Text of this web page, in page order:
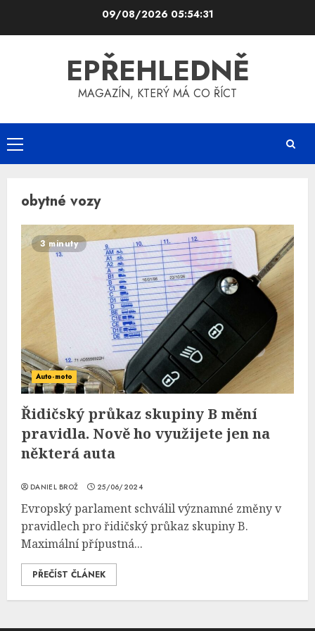
09/08/2026 05:54:31
EPŘEHLEDNĚ
MAGAZÍN, KTERÝ MÁ CO ŘÍCT
Primary
Menu
obytné vozy
3 minuty
Auto-moto
Řidičský průkaz skupiny B mění
pravidla. Nově ho využijete jen na
některá auta
DANIEL BROŽ 25/06/2024
Evropský parlament schválil významné změny v
pravidlech pro řidičský průkaz skupiny B.
Maximální přípustná...
PŘEČÍST ČLÁNEK